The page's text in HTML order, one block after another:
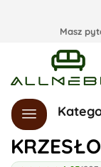
Masz